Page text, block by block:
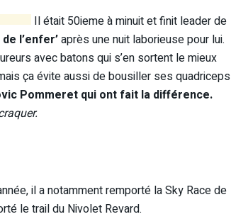
Il était 50ieme à minuit et finit leader de
l’enfer’après une nuit laborieuse pour lui.
avec batons qui s’en sortent le mieux
ça évite aussi de bousiller ses quadriceps
Pommeret qui ont fait la différence.
il a notamment remporté la Sky Race de
le trail du Nivolet Revard.